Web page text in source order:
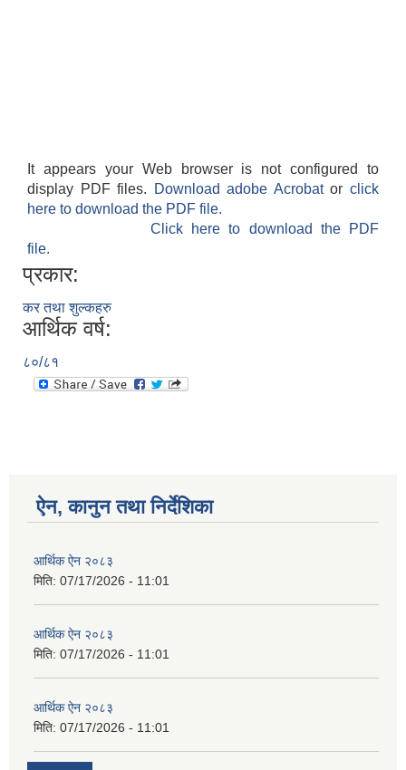
It appears your Web browser is not configured to
display PDF files.
Download adobe Acrobatorclick
here to download the PDF file.
Click here to download the PDF
file.
प्रकार:
कर तथा शुल्कहरु
आर्थिक वर्ष:
८०/८१
ऐन, कानुन तथा निर्देशिका
आर्थिक ऐन २०८३
मिति: 07/17/2026 - 11:01
आर्थिक ऐन २०८३
मिति: 07/17/2026 - 11:01
आर्थिक ऐन २०८३
मिति: 07/17/2026 - 11:01